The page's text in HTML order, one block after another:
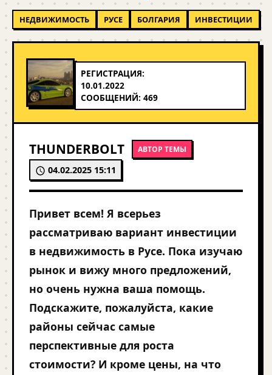
НЕДВИЖИМОСТЬ РУСЕ БОЛГАРИЯ ИНВЕСТИЦИИ
РЕГИСТРАЦИЯ:
10.01.2022
СООБЩЕНИЙ: 469
THUNDERBOLT АВТОР ТЕМЫ
04.02.2025 15:11
Привет всем! Я всерьез
рассматриваю вариант инвестиции
в недвижимость в Русе. Пока изучаю
рынок и вижу много предложений,
но очень нужна ваша помощь.
Подскажите, пожалуйста, какие
районы сейчас самые
перспективные для роста
стоимости? И кроме цены, на что